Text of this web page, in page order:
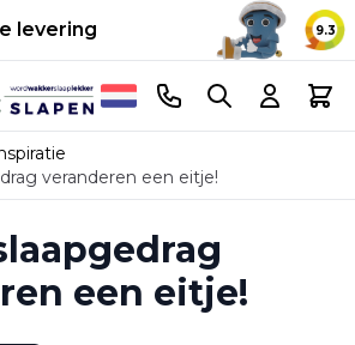
levering 14
9.3
Telefoonnummer
Search Cart
veranderen een eitje!
een eitje!